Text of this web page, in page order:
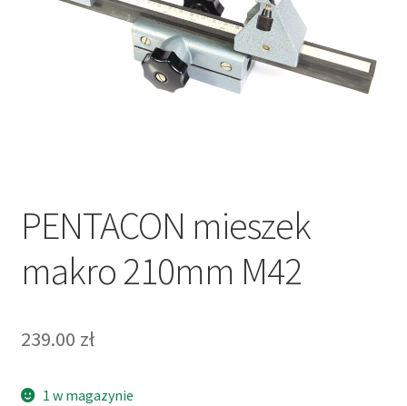
PENTACON mieszek
makro 210mm M42
239.00 zł
1 w magazynie